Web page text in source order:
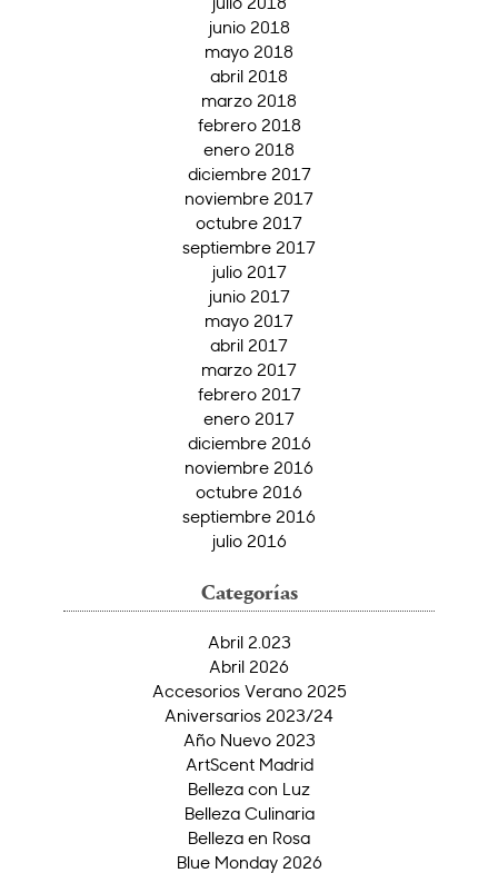
junio 2018
mayo 2018
abril 2018
marzo 2018
febrero 2018
enero 2018
diciembre 2017
noviembre 2017
octubre 2017
septiembre 2017
julio 2017
junio 2017
mayo 2017
abril 2017
marzo 2017
febrero 2017
enero 2017
diciembre 2016
noviembre 2016
octubre 2016
septiembre 2016
julio 2016
Categorías
Abril 2.023
Abril 2026
Accesorios Verano 2025
Aniversarios 2023/24
Año Nuevo 2023
ArtScent Madrid
Belleza con Luz
Belleza Culinaria
Belleza en Rosa
Blue Monday 2026